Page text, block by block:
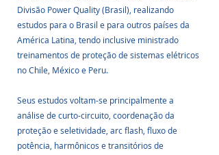
Divisão Power Quality (Brasil), realizando
estudos para o Brasil e para outros países da
América Latina, tendo inclusive ministrado
treinamentos de proteção de sistemas elétricos
no Chile, México e Peru.
Seus estudos voltam-se principalmente a
análise de curto-circuito, coordenação da
proteção e seletividade, arc flash, fluxo de
potência, harmônicos e transitórios de